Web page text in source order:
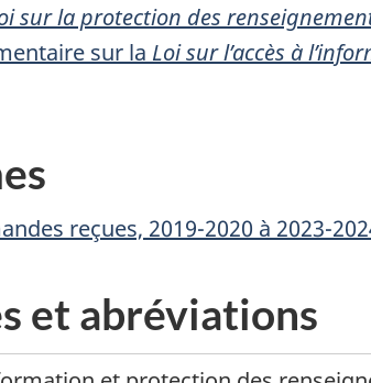
sur la protection des
sur la Loi sur l’accès à
reçues, 2019-2020 à 2023-
et abréviations